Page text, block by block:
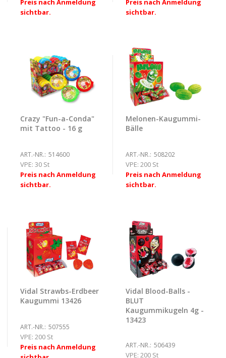
Preis nach Anmeldung
sichtbar.
Preis nach Anmeldung
sichtbar.
Crazy "Fun-a-Conda"
mit Tattoo - 16 g
ART.-NR.: 514600
VPE: 30 St
Preis nach Anmeldung
sichtbar.
Melonen-Kaugummi-
Bälle
ART.-NR.: 508202
VPE: 200 St
Preis nach Anmeldung
sichtbar.
Vidal Strawbs-Erdbeer
Kaugummi 13426
ART.-NR.: 507555
VPE: 200 St
Preis nach Anmeldung
Vidal Blood-Balls -
BLUT
Kaugummikugeln 4g -
13423
ART.-NR.: 506439
VPE: 200 St